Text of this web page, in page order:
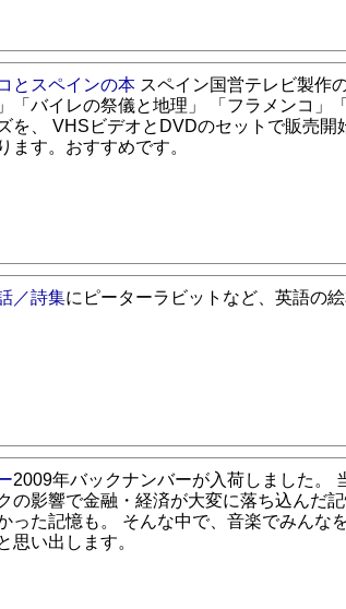
とスペインの本 スペイン国営テレビ製作
「バイレの祭儀と地理」 「フラメンコ」
を、 VHSビデオとDVDのセットで販売開
ます。おすすめです。
／詩集にピーターラビットなど、英語の絵
2009年バックナンバーが入荷しました。
の影響で金融・経済が大変に落ち込んだ
った記憶も。 そんな中で、音楽でみんな
思い出します。